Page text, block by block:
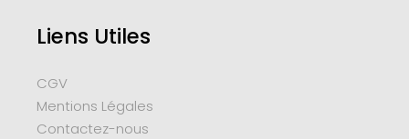
Liens Utiles
CGV
Mentions Légales
Contactez-nous